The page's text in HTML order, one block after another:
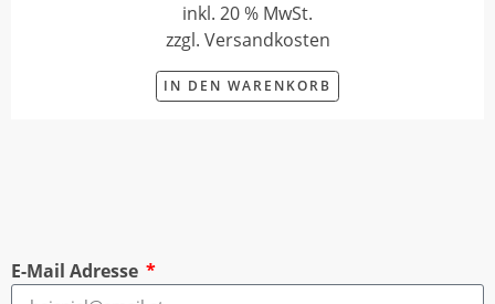
inkl. 20 % MwSt.
zzgl. Versandkosten
IN DEN WARENKORB
E-Mail Adresse